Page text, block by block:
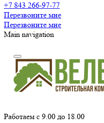
+7 843 266-97-77
Перезвоните мне
Перезвоните мне
Main navigation
Работаем с 9.00 до 18.00